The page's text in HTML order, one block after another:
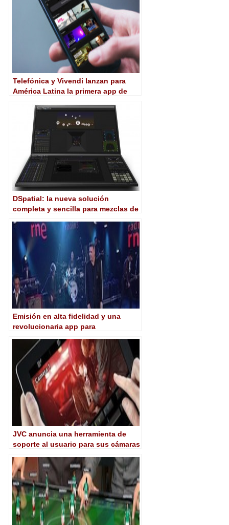
Telefónica y Vivendi lanzan para
América Latina la primera app de
dispositivos móviles
DSpatial: la nueva solución
completa y sencilla para mezclas de
Emisión en alta fidelidad y una
revolucionaria app para
nueva temporada de Radio 3
JVC anuncia una herramienta de
soporte al usuario para sus cámaras
móviles